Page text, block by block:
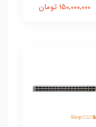
150,000,000 تومان